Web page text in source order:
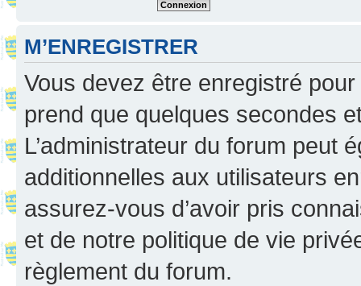
M’ENREGISTRER
Vous devez être enregistré
prend que quelques secondes
L’administrateur du forum peut
additionnelles aux utilisateurs
assurez-vous d’avoir pris
et de notre politique de vie
règlement du forum.